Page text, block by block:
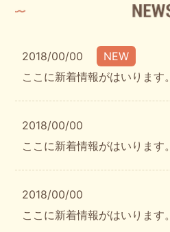
2018/00/00
NEW
ここに新着情報がはいります。
2018/00/00
ここに新着情報がはいります。
2018/00/00
ここに新着情報がはいります。